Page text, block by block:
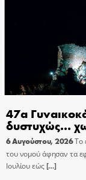
47α
δυστυχώς…
6 Αυγούστου, 2026Το
του νομού άφησαν τα
Ιουλίου εώς[…]